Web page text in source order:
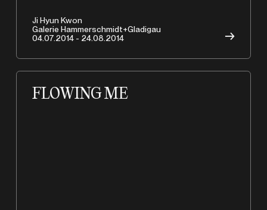
Ji Hyun Kwon
Galerie Hammerschmidt+Gladigau
04.07.2014 - 24.08.2014
→
FLOWING ME